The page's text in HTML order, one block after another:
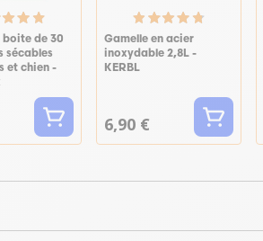
boite de 30
sécables
et chien -
Gamelle en acier
inoxydable 2,8L -
KERBL
6,90 €